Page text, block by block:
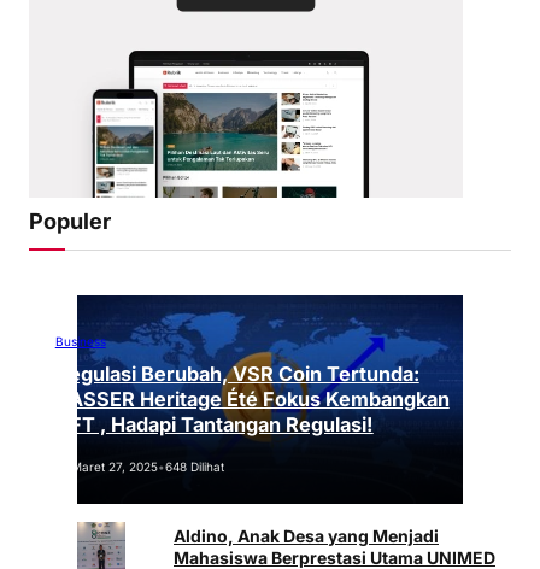
Populer
Business
Regulasi Berubah, VSR Coin Tertunda:
VASSER Heritage Été Fokus Kembangkan
NFT , Hadapi Tantangan Regulasi!
Maret 27, 2025•648 Dilihat
Aldino, Anak Desa yang Menjadi
Mahasiswa Berprestasi Utama UNIMED